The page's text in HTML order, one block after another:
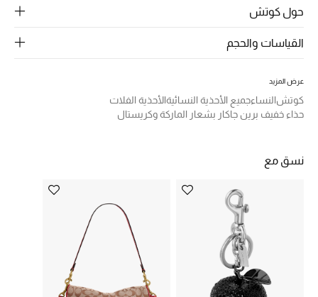
الجمال
الأطفال
مستلزمات المنزل
المجوهرات
نسوقوا أحدث ما وصلنا
عرض جميع المنتجات
حول كوتش
القياسات والحجم
عرض المزيد
كوتشالنساءجميع الأحذية النسائيةالأحذية الفلات
حذاء خفيف برين جاكار بشعار الماركة وكريستال
نسق مع